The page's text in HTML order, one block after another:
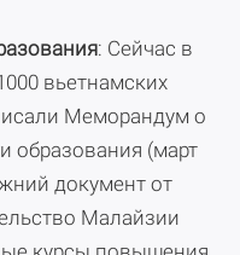
: Сейчас в
вьетнамских
Меморандум о
образования (март
документ от
Малайзии